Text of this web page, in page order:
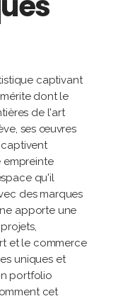
captivant
dont le
de l'art
ses œuvres
empreinte
qu'il
des marques
apporte une
et le commerce
uniques et
portfolio
cet